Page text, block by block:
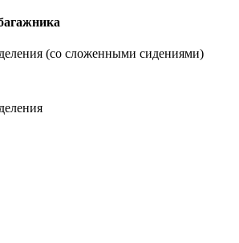
(со сложенными сидениями)